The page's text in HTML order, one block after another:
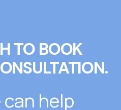
TO BOOK
can help